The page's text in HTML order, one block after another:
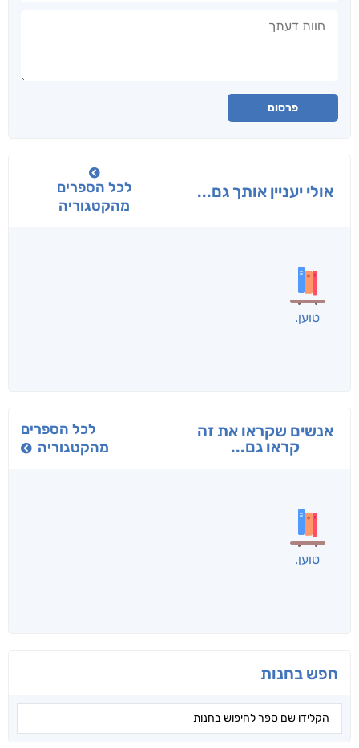
פרסום
אולי יעניין אותך גם...
לכל הספרים
מהקטגוריה
בפנוכו
חני שאטן
תרדמת
א. פ.
אנשים שקראו את זה